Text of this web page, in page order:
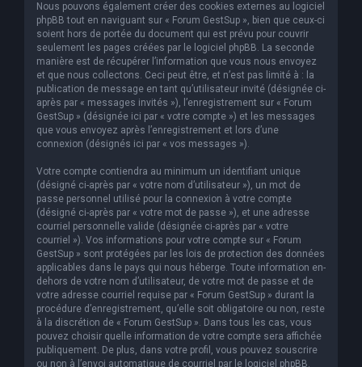
Nous pouvons également créer des cookies externes au logiciel
phpBB tout en naviguant sur « Forum GestSup », bien que ceux-ci
soient hors de portée du document qui est prévu pour couvrir
seulement les pages créées par le logiciel phpBB. La seconde
manière est de récupérer l’information que vous nous envoyez
et que nous collectons. Ceci peut être, et n’est pas limité à : la
publication de message en tant qu’utilisateur invité (désignée ci-
après par « messages invités »), l’enregistrement sur « Forum
GestSup » (désignée ici par « votre compte ») et les messages
que vous envoyez après l’enregistrement et lors d’une
connexion (désignés ici par « vos messages »).
Votre compte contiendra au minimum un identifiant unique
(désigné ci-après par « votre nom d’utilisateur »), un mot de
passe personnel utilisé pour la connexion à votre compte
(désigné ci-après par « votre mot de passe »), et une adresse
courriel personnelle valide (désignée ci-après par « votre
courriel »). Vos informations pour votre compte sur « Forum
GestSup » sont protégées par les lois de protection des données
applicables dans le pays qui nous héberge. Toute information en-
dehors de votre nom d’utilisateur, de votre mot de passe et de
votre adresse courriel requise par « Forum GestSup » durant la
procédure d’enregistrement, qu’elle soit obligatoire ou non, reste
à la discrétion de « Forum GestSup ». Dans tous les cas, vous
pouvez choisir quelle information de votre compte sera affichée
publiquement. De plus, dans votre profil, vous pouvez souscrire
ou non à l’envoi automatique de courriel par le logiciel phpBB.